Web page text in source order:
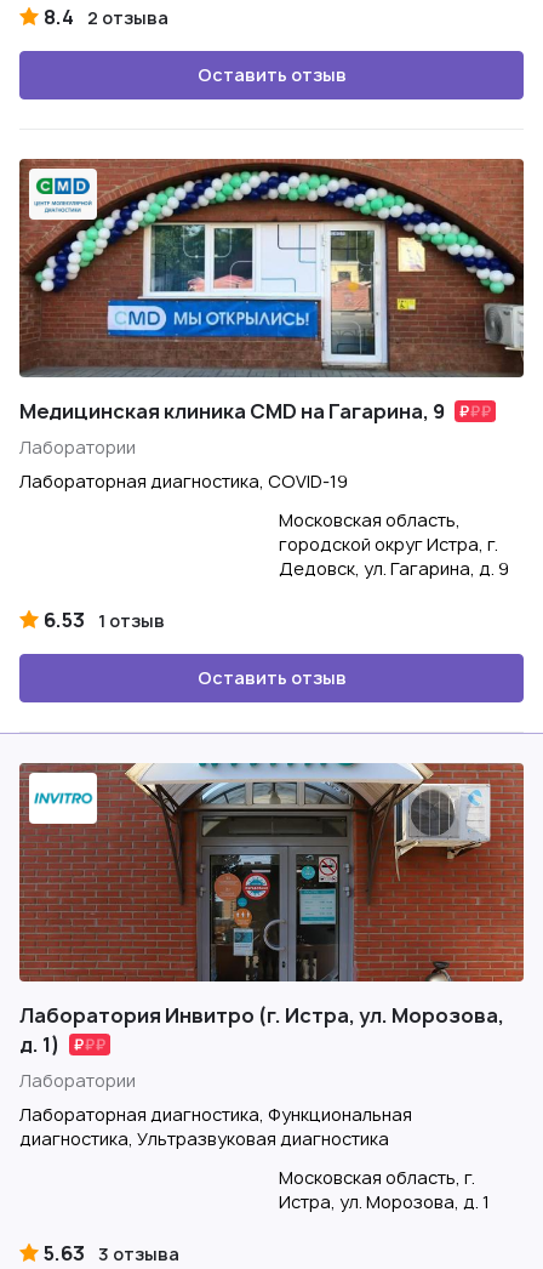
8.4 2 отзыва
Оставить отзыв
Медицинская клиника CMD на Гагарина, 9
Лаборатории
Лабораторная диагностика, COVID-19
Московская область,
городской округ Истра, г.
Дедовск, ул. Гагарина, д. 9
6.53 1 отзыв
Оставить отзыв
Лаборатория Инвитро (г. Истра, ул. Морозова,
д. 1)
Лаборатории
Лабораторная диагностика, Функциональная
диагностика, Ультразвуковая диагностика
Московская область, г.
Истра, ул. Морозова, д. 1
5.63 3 отзыва